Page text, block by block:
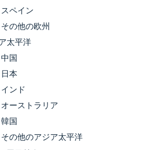
スペイン
その他の欧州
太平洋
中国
日本
インド
オーストラリア
韓国
その他のアジア太平洋